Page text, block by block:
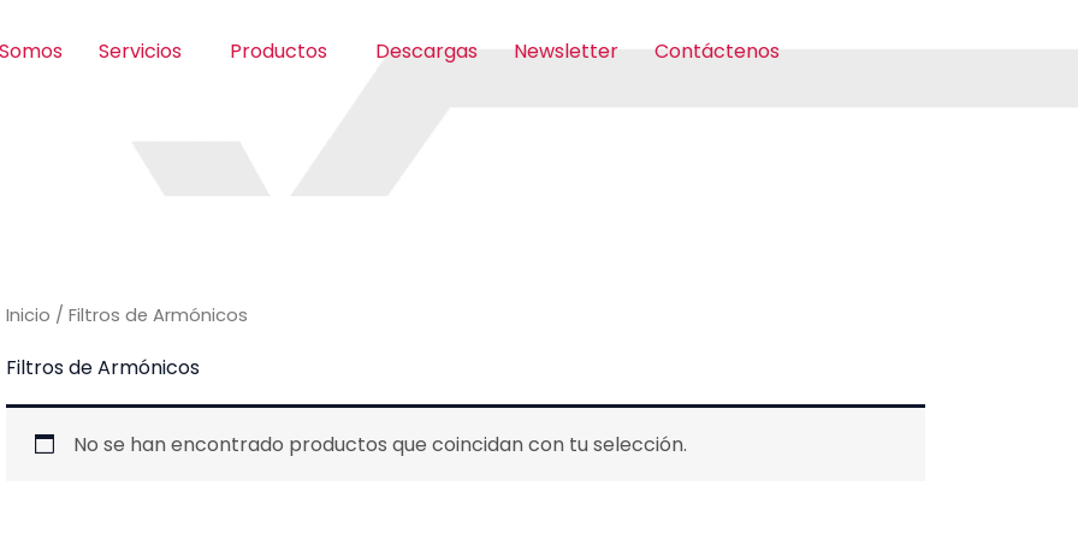
Servicios Productos Descargas Newsletter Contáctenos
Inicio / Filtros de Armónicos
Filtros de Armónicos
No se han encontrado productos que coincidan con tu selección.